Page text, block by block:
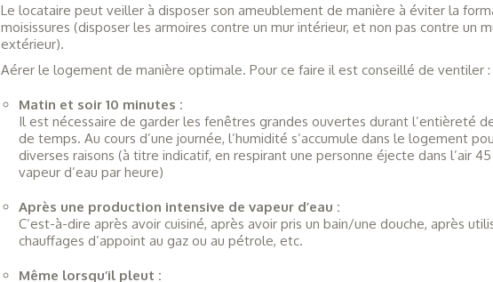
Le locataire peut veiller à disposer son ameublement de manière à éviter la
moisissures (disposer les armoires contre un mur intérieur, et non pas contre un
extérieur).
Aérer le logement de manière optimale. Pour ce faire il est conseillé de ventiler :
Matin et soir 10 minutes :
Il est nécessaire de garder les fenêtres grandes ouvertes durant l’entièreté
de temps. Au cours d’une journée, l’humidité s’accumule dans le logement
diverses raisons (à titre indicatif, en respirant une personne éjecte dans l’air
vapeur d’eau par heure)
Après une production intensive de vapeur d’eau :
C’est-à-dire après avoir cuisiné, après avoir pris un bain/une douche, après
chauffages d’appoint au gaz ou au pétrole, etc.
Même lorsqu’il pleut :